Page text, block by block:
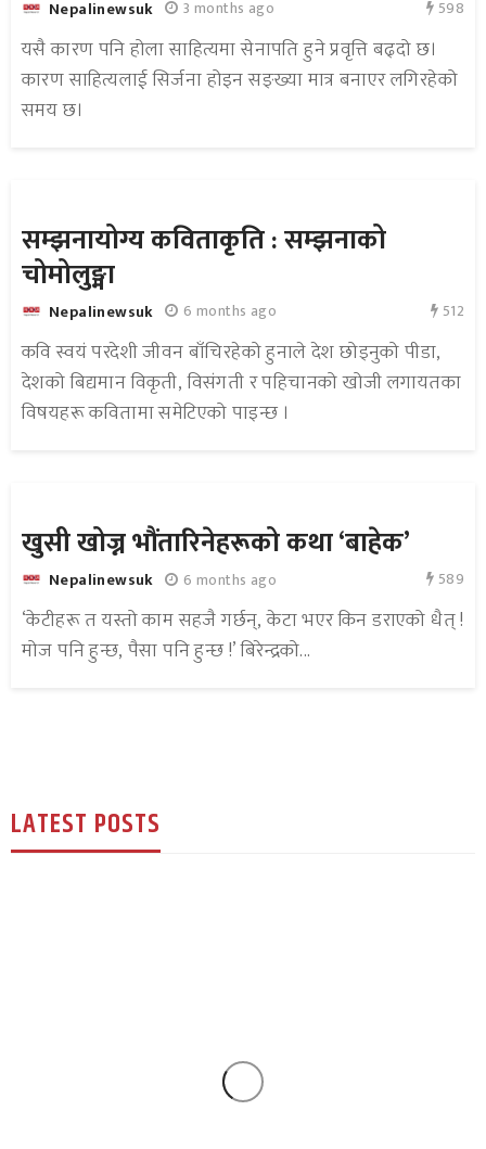
Nepalinewsuk 3 months ago 598
यसै कारण पनि होला साहित्यमा सेनापति हुने प्रवृत्ति बढ्दो छ।
कारण साहित्यलाई सिर्जना होइन सङ्ख्या मात्र बनाएर लगिरहेको
समय छ।
सम्झनायोग्य कविताकृति : सम्झनाको
चोमोलुङ्मा
Nepalinewsuk 6 months ago 512
कवि स्वयं परदेशी जीवन बाँचिरहेको हुनाले देश छोड्नुको पीडा,
देशको बिद्यमान विकृती, विसंगती र पहिचानको खोजी लगायतका
विषयहरू कवितामा समेटिएको पाइन्छ ।
खुसी खोज्न भौंतारिनेहरूको कथा ‘बाहेक’
Nepalinewsuk 6 months ago 589
‘केटीहरू त यस्तो काम सहजै गर्छन्, केटा भएर किन डराएको धैत् !
मोज पनि हुन्छ, पैसा पनि हुन्छ !’ बिरेन्द्रको...
LATEST POSTS